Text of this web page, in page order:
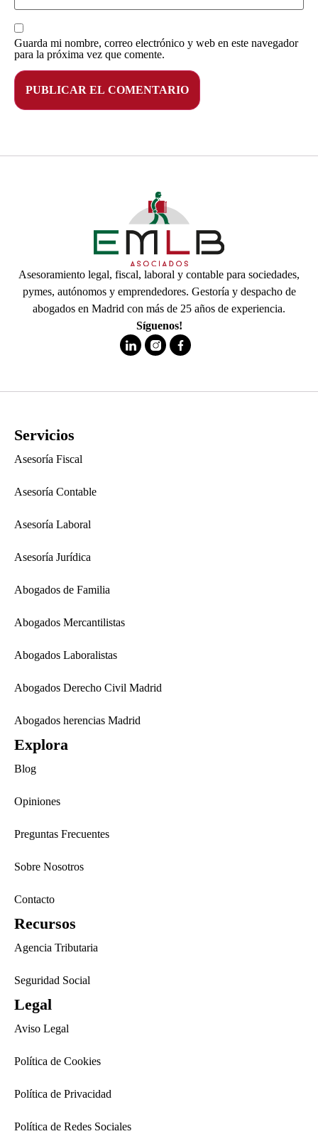
Guarda mi nombre, correo electrónico y web en este navegador
para la próxima vez que comente.
Asesoramiento legal, fiscal, laboral y contable para sociedades,
pymes, autónomos y emprendedores. Gestoría y despacho de
abogados en Madrid con más de 25 años de experiencia.
Síguenos!
Servicios
Asesoría Fiscal
Asesoría Contable
Asesoría Laboral
Asesoría Jurídica
Abogados de Familia
Abogados Mercantilistas
Abogados Laboralistas
Abogados Derecho Civil Madrid
Abogados herencias Madrid
Explora
Blog
Opiniones
Preguntas Frecuentes
Sobre Nosotros
Contacto
Recursos
Agencia Tributaria
Seguridad Social
Legal
Aviso Legal
Política de Cookies
Política de Privacidad
Política de Redes Sociales